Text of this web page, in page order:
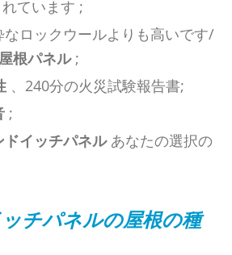
ています ;
ロックウールよりも高いです/
根パネル ;
、240分の火災試験報告書;
;
ドイッチパネルあなたの選択の
チパネルの屋根の種